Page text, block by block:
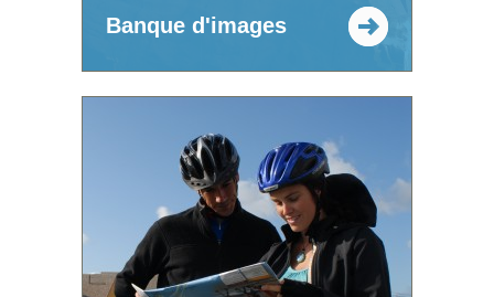
Banque d'images